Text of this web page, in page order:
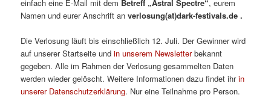
einfach eine E-Mail mit dem Betreff „Astral Spectre“, eurem
Namen und eurer Anschrift anverlosung(at)dark-festivals.de .
Die Verlosung läuft bis einschließlich 12. Juli. Der Gewinner wird
auf unserer Startseite undin unserem Newsletterbekannt
gegeben. Alle im Rahmen der Verlosung gesammelten Daten
werden wieder gelöscht. Weitere Informationen dazu findet ihrin
unserer Datenschutzerklärung. Nur eine Teilnahme pro Person.